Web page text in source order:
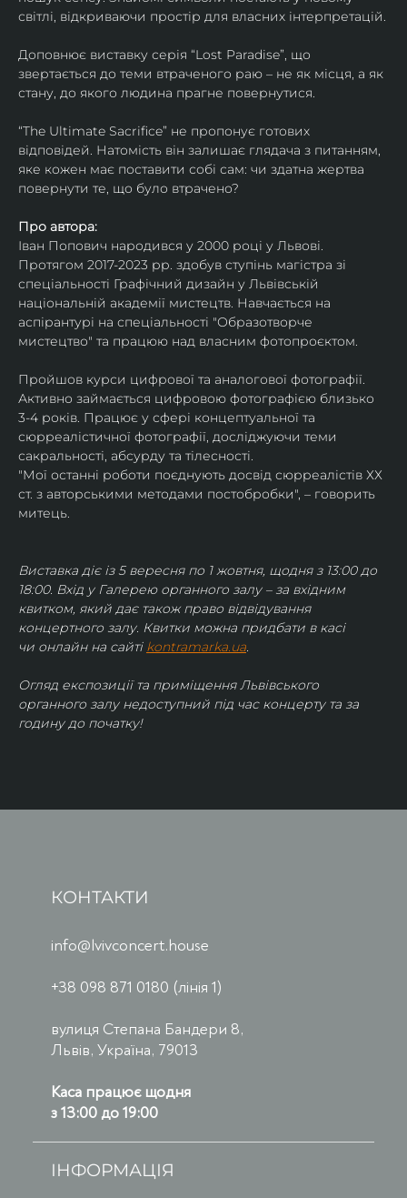
світлі, відкриваючи простір для власних інтерпретацій.
Доповнює виставку серія “Lost Paradise”, що
звертається до теми втраченого раю – не як місця, а як
стану, до якого людина прагне повернутися.
“The Ultimate Sacrifice” не пропонує готових
відповідей. Натомість він залишає глядача з питанням,
яке кожен має поставити собі сам: чи здатна жертва
повернути те, що було втрачено?
Про автора:
Іван Попович народився у 2000 році у Львові.
Протягом 2017-2023 рр. здобув ступінь магістра зі
спеціальності Графічний дизайн у Львівській
національній академії мистецтв. Навчається на
аспірантурі на спеціальності "Образотворче
мистецтво" та працюю над власним фотопроєктом.
Пройшов курси цифрової та аналогової фотографії.
Активно займається цифровою фотографією близько
3-4 років. Працює у сфері концептуальної та
сюрреалістичної фотографії, досліджуючи теми
сакральності, абсурду та тілесності.
"Мої останні роботи поєднують досвід сюрреалістів ХХ
ст. з авторськими методами постобробки", – говорить
митець.
Виставка діє із 5 вересня по 1 жовтня, щодня з 13:00 до
18:00. Вхід у Галерею органного залу – за вхідним
квитком, який дає також право відвідування
концертного залу. Квитки можна придбати в касі
чи онлайн на сайті kontramarka.ua.
Огляд експозиції та приміщення Львівського
органного залу недоступний під час концерту та за
годину до початку!
КОНТАКТИ
info@lvivconcert.house
+38 098 871 0180 (лінія 1)
вулиця Степана Бандери 8,
Львів, Україна, 79013
Каса працює щодня
з 13:00 до 19:00
ІНФОРМАЦІЯ